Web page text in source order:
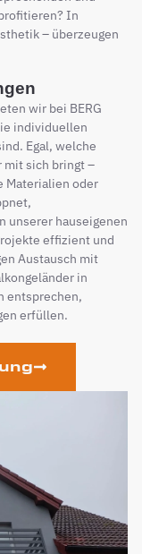
In
– überzeugen
wir bei BERG
individuellen
Egal, welche
mit sich bringt –
Materialien oder
unserer hauseigenen
effizient und
Austausch mit
in
entsprechen,
erfüllen.